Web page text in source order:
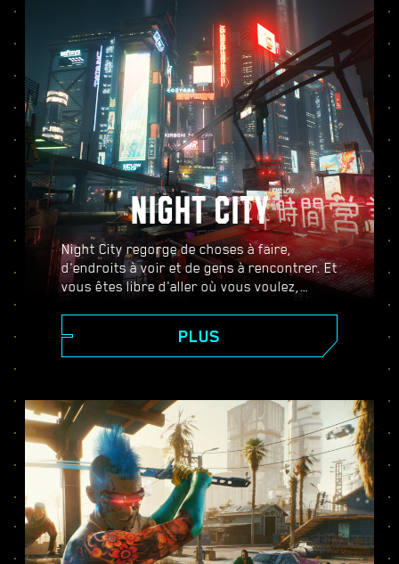
simple mercenaire à cyberpunk de légende.
Au fil de l'aventure, vous lèverez également
le voile sur le mystère qui plane autour de
ce fameux implant que tout le monde vous
envie.
NIGHT CITY
Night City regorge de choses à faire,
d'endroits à voir et de gens à rencontrer. Et
vous êtes libre d'aller où vous voulez,
vastes étendues sauvages des Badlands,
Night City foisonne de secrets qui ne
PLUS